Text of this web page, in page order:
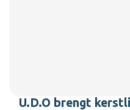
U.D.O brengt